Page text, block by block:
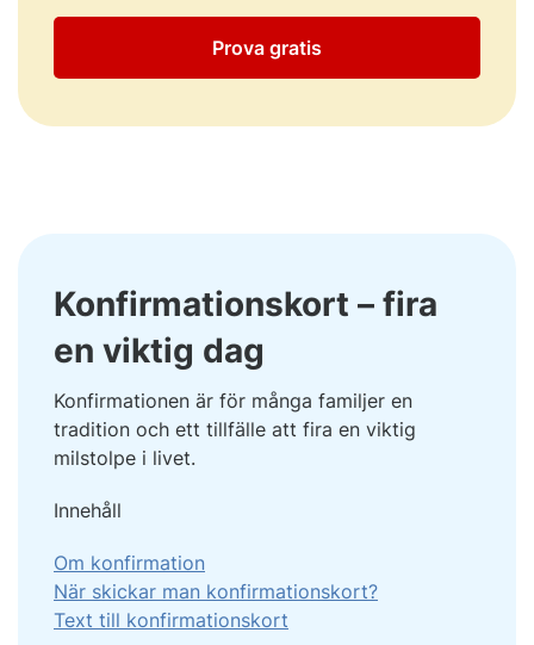
Prova gratis
Konfirmationskort – fira
en viktig dag
Konfirmationen är för många familjer en
tradition och ett tillfälle att fira en viktig
milstolpe i livet.
Innehåll
Om konfirmation
När skickar man konfirmationskort?
Text till konfirmationskort